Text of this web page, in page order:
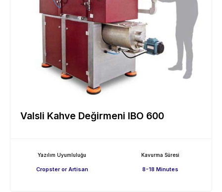
Valsli Kahve Değirmeni IBO 600
Yazılım Uyumluluğu
Cropster or Artisan
Kavurma Süresi
8-18 Minutes